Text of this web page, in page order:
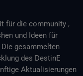
für die community ,
und Ideen für
gesammelten
des DestinE
Aktualisierungen